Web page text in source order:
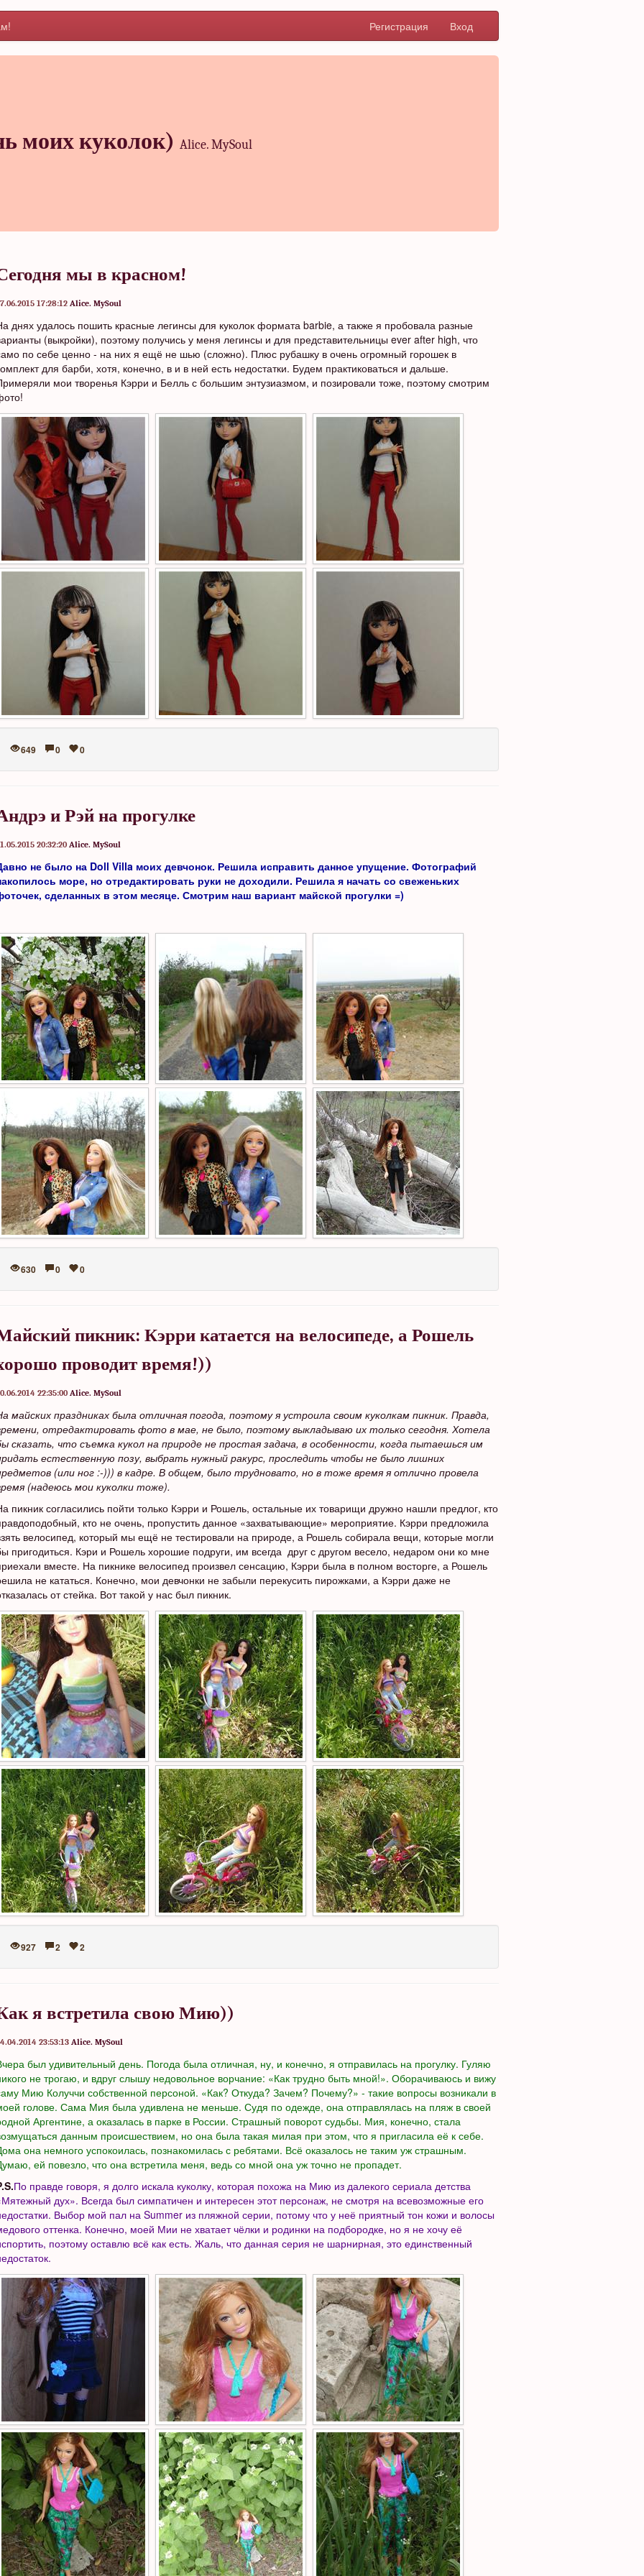
Регистрация Вход
моих куколок) Alice. MySoul
мы в красном!
17:28:12 Alice. MySoul
днях удалось пошить красные легинсы для куколок формата barbie, а также я пробовала разные
(выкройки), поэтому получись у меня легинсы и для представительницы ever after high, что
по себе ценно - на них я ещё не шью (сложно). Плюс рубашку в очень огромный горошек в
для барби, хотя, конечно, в и в ней есть недостатки. Будем практиковаться и дальше.
мои творенья Кэрри и Белль с большим энтузиазмом, и позировали тоже, поэтому смотрим
649 0 0
и Рэй на прогулке
20:32:20 Alice. MySoul
не было на Doll Villa моих девчонок. Решила исправить данное упущение. Фотографий
море, но отредактировать руки не доходили. Решила я начать со свеженьких
сделанных в этом месяце. Смотрим наш вариант майской прогулки =)
630 0 0
пикник: Кэрри катается на велосипеде, а Рошель
проводит время!))
22:35:00 Alice. MySoul
майских праздниках была отличная погода, поэтому я устроила своим куколкам пикник. Правда,
отредактировать фото в мае, не было, поэтому выкладываю их только сегодня. Хотела
сказать, что съемка кукол на природе не простая задача, в особенности, когда пытаешься им
естественную позу, выбрать нужный ракурс, проследить чтобы не было лишних
(или ног :-))) в кадре. В общем, было трудновато, но в тоже время я отлично провела
(надеюсь мои куколки тоже).
пикник согласились пойти только Кэрри и Рошель, остальные их товарищи дружно нашли предлог, кто
кто не очень, пропустить данное «захватывающие» мероприятие. Кэрри предложила
велосипед, который мы ещё не тестировали на природе, а Рошель собирала вещи, которые могли
пригодиться. Кэри и Рошель хорошие подруги, им всегда друг с другом весело, недаром они ко мне
вместе. На пикнике велосипед произвел сенсацию, Кэрри была в полном восторге, а Рошель
не кататься. Конечно, мои девчонки не забыли перекусить пирожками, а Кэрри даже не
от стейка. Вот такой у нас был пикник.
927 2 2
я встретила свою Мию))
23:53:13 Alice. MySoul
был удивительный день. Погода была отличная, ну, и конечно, я отправилась на прогулку. Гуляю
не трогаю, и вдруг слышу недовольное ворчание: «Как трудно быть мной!». Оборачиваюсь и вижу
Мию Колуччи собственной персоной. «Как? Откуда? Зачем? Почему?» - такие вопросы возникали в
голове. Сама Мия была удивлена не меньше. Судя по одежде, она отправлялась на пляж в своей
Аргентине, а оказалась в парке в России. Страшный поворот судьбы. Мия, конечно, стала
данным происшествием, но она была такая милая при этом, что я пригласила её к себе.
она немного успокоилась, познакомилась с ребятами. Всё оказалось не таким уж страшным.
ей повезло, что она встретила меня, ведь со мной она уж точно не пропадет.
По правде говоря, я долго искала куколку, которая похожа на Мию из далекого сериала детства
дух». Всегда был симпатичен и интересен этот персонаж, не смотря на всевозможные его
Выбор мой пал на Summer из пляжной серии, потому что у неё приятный тон кожи и волосы
оттенка. Конечно, моей Мии не хватает чёлки и родинки на подбородке, но я не хочу её
поэтому оставлю всё как есть. Жаль, что данная серия не шарнирная, это единственный